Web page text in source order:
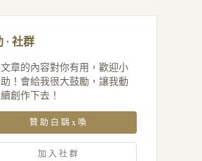
· 社群
章的內容對你有用，歡迎小
！會給我很大鼓勵，讓我動
創作下去！
贊助白鷗x喚
加入社群